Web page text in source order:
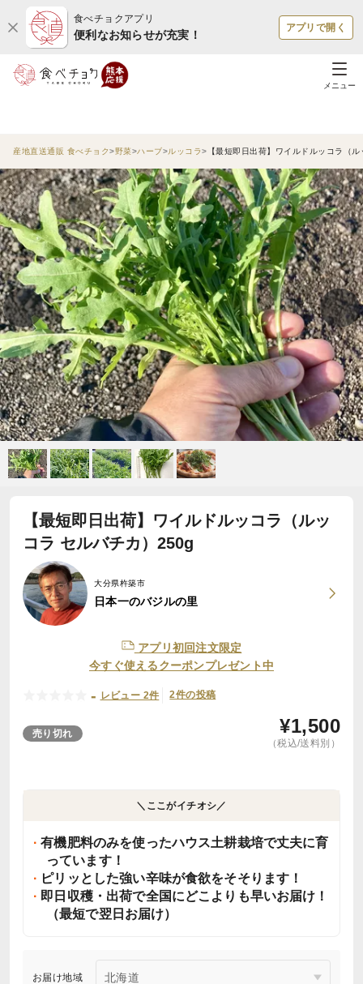
食べチョクアプリ
便利なお知らせが充実！
アプリで開く
メニュー
産地直送通販 食べチョク 野菜 ハーブ ルッコラ 【最短即日出荷】ワイルドルッコラ（
【最短即日出荷】ワイルドルッコラ（ルッ
コラ セルバチカ）250g
大分県杵築市
日本一のバジルの里
アプリ初回注文限定
今すぐ使えるクーポンプレゼント中
- レビュー 2件 2件の投稿
売り切れ ¥1,500
（税込/送料別）
＼ここがイチオシ／
有機肥料のみを使ったハウス土耕栽培で丈夫に育
っています！
ピリッとした強い辛味が食欲をそそります！
即日収穫・出荷で全国にどこよりも早いお届け！
（最短で翌日お届け）
お届け地域